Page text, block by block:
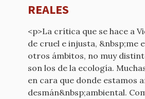
REALES
<p>La crítica que se hace a
de cruel e injusta, &nbsp;me
otros ámbitos, no muy
son los de la ecología.
en cara que donde estamos
desmán&nbsp;ambiental.